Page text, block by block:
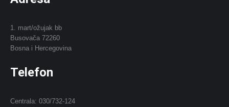
1. mart/ožujak bb
Busovača 72260
Bosna i Hercegovina
Telefon
Centrala: 030/732-124